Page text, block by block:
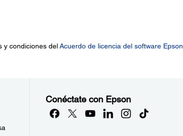
y condiciones delAcuerdo de licencia del software Epson.
Conéctate con Epson